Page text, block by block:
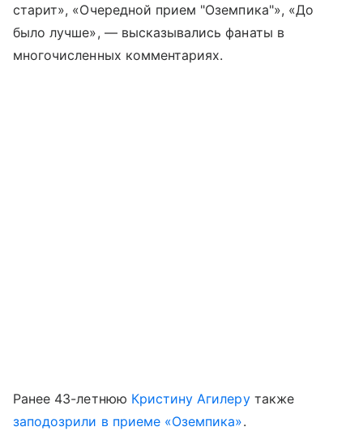
старит», «Очередной прием "Оземпика"», «До
было лучше», — высказывались фанаты в
многочисленных комментариях.
Ранее 43-летнюю Кристину Агилерутакже
заподозрили в приеме «Оземпика».